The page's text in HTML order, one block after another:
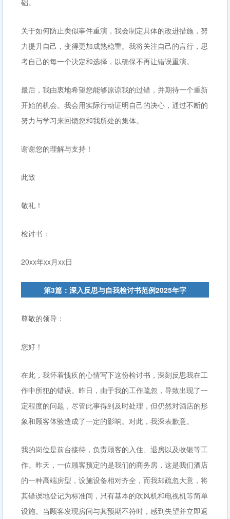
础。
关于如何防止类似事件重演，我会制定具体的改进措施，努
力提升自己，变得更加成熟稳重。我将关注自己的言行，思
考自己的每一个决定和选择，以确保不再让错误重演。
最后，我由衷地希望您能够原谅我的过错，并期待一个重新
开始的机会。我会用实际行动证明自己的决心，通过不断的
努力与学习来回馈您和我所处的集体。
谢谢您的理解与支持！
此致
敬礼！
检讨书：
20xx年xx月xx日
第3篇：深入反思与自我检讨书范例2025年字
尊敬的领导：
您好！
在此，我怀着愧疚的心情写下这份检讨书，深刻反思我在工
作中所犯的错误。昨日，由于我的工作疏忽，导致出现了一
定程度的问题，尽管此事得到及时处理，但仍然对酒店的形
象和顾客体验造成了一定的影响。对此，我深表歉意。
我的岗位是前台接待，负责顾客的入住、退房以及收银等工
作。昨天，一位顾客预定的是我们的商务房，这是我们酒店
的一种高端房型，设施设备相对齐全，而我却疏忽大意，将
其错误地登记为标准间，只有基本的吹风机和电视机等简单
设施。当顾客发现房间与其预期不符时，感到失望并立即返